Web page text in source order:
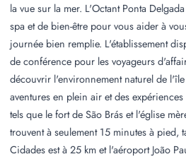
la vue sur la mer. L'Octant Ponta
spa et de bien-être pour vous aider à
journée bien remplie. L'établissement
de conférence pour les voyageurs
découvrir l'environnement naturel de
aventures en plein air et des
tels que le fort de São Brás et l'église
trouvent à seulement 15 minutes à pied,
Cidades est à 25 km et l'aéroport João